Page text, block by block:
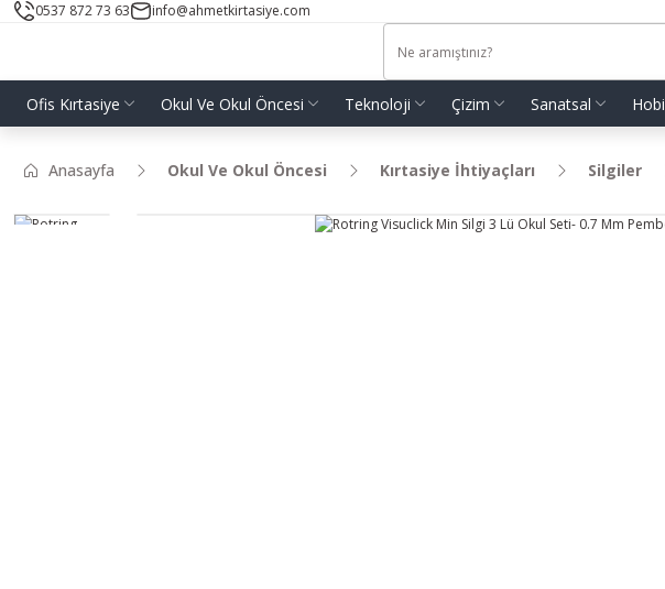
0537 872 73 63 info@ahmetkirtasiye.com
Ofis Kırtasiye Okul Ve Okul Öncesi Teknoloji Çizim Sanatsal Hobi
Anasayfa Okul Ve Okul Öncesi Kırtasiye İhtiyaçları Silgiler